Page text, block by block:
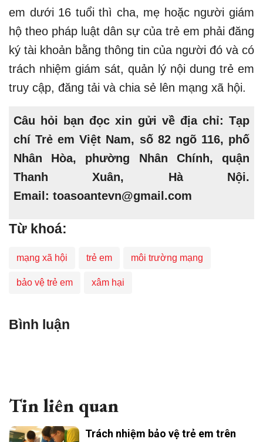
em dưới 16 tuổi thì cha, mẹ hoặc người giám
hộ theo pháp luật dân sự của trẻ em phải đăng
ký tài khoản bằng thông tin của người đó và có
trách nhiệm giám sát, quản lý nội dung trẻ em
truy cập, đăng tải và chia sẻ lên mạng xã hội.
Câu hỏi bạn đọc xin gửi về địa chỉ: Tạp
chí Trẻ em Việt Nam, số 82 ngõ 116, phố
Nhân Hòa, phường Nhân Chính, quận
Thanh Xuân, Hà Nội.
Email:toasoantevn@gmail.com
Từ khoá:
mạng xã hội trẻ em môi trường mạng
bảo vệ trẻ em xâm hại
Bình luận
Tin liên quan
Trách nhiệm bảo vệ trẻ em trên